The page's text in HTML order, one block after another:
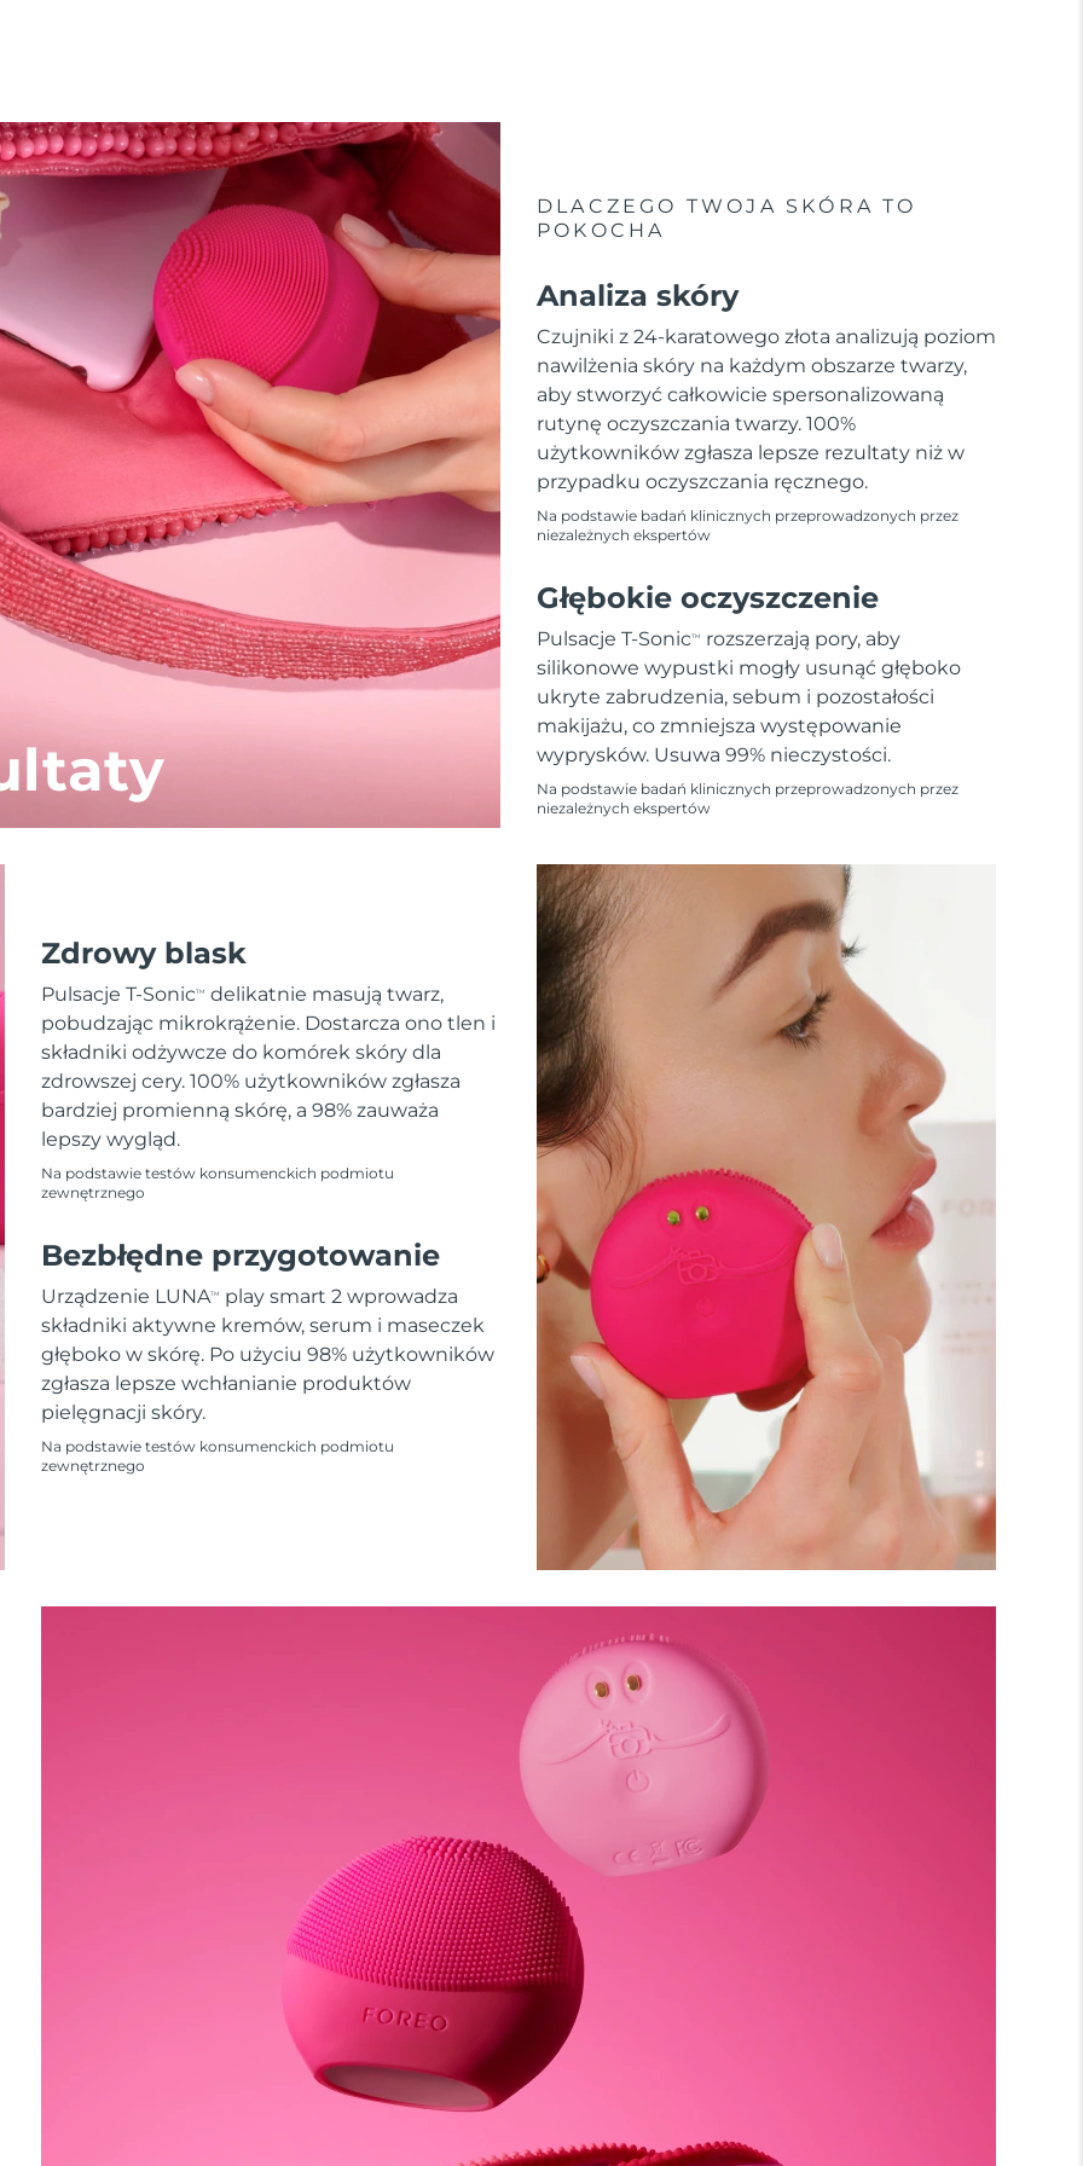
DLACZEGO TWOJA SKÓRA TO
POKOCHA
Analiza skóry
Czujniki z 24-karatowego złota analizują poziom
nawilżenia skóry na każdym obszarze twarzy,
aby stworzyć całkowicie spersonalizowaną
rutynę oczyszczania twarzy. 100%
użytkowników zgłasza lepsze rezultaty niż w
przypadku oczyszczania ręcznego.
Na podstawie badań klinicznych przeprowadzonych przez
niezależnych ekspertów
Głębokie oczyszczenie
Pulsacje T-SonicTM
rozszerzają pory, aby
silikonowe wypustki mogły usunąć głęboko
ukryte zabrudzenia, sebum i pozostałości
makijażu, co zmniejsza występowanie
wyprysków. Usuwa 99% nieczystości.
Na podstawie badań klinicznych przeprowadzonych przez
niezależnych ekspertów
Zdrowy blask
Pulsacje T-SonicTM
delikatnie masują twarz,
pobudzając mikrokrążenie. Dostarcza ono tlen i
składniki odżywcze do komórek skóry dla
zdrowszej cery. 100% użytkowników zgłasza
bardziej promienną skórę, a 98% zauważa
lepszy wygląd.
Na podstawie testów konsumenckich podmiotu
zewnętrznego
Bezbłędne przygotowanie
Urządzenie LUNATM
play smart 2 wprowadza
składniki aktywne kremów, serum i maseczek
głęboko w skórę. Po użyciu 98% użytkowników
zgłasza lepsze wchłanianie produktów
pielęgnacji skóry.
Na podstawie testów konsumenckich podmiotu
zewnętrznego